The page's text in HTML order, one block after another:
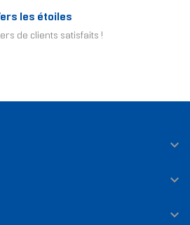
les étoiles
de clients satisfaits !


